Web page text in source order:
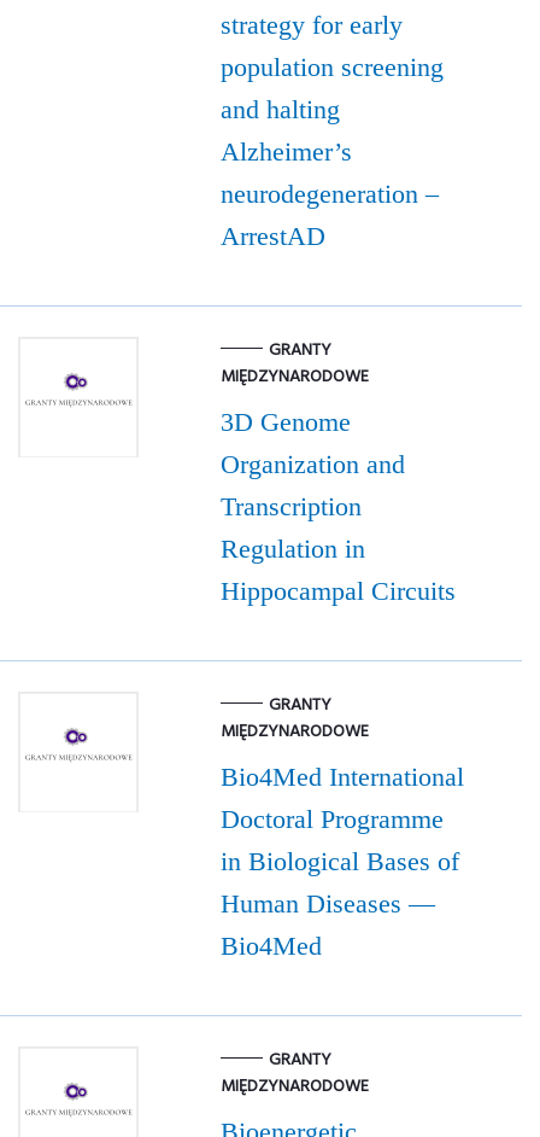
strategy for early
population screening
and halting
Alzheimer’s
neurodegeneration –
ArrestAD
GRANTY
MIĘDZYNARODOWE
3D Genome
Organization and
Transcription
Regulation in
Hippocampal Circuits
GRANTY
MIĘDZYNARODOWE
Bio4Med International
Doctoral Programme
in Biological Bases of
Human Diseases —
Bio4Med
GRANTY
MIĘDZYNARODOWE